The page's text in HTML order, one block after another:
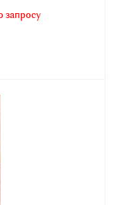
запросу